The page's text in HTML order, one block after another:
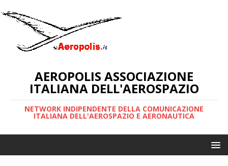
AEROPOLIS ASSOCIAZIONE
ITALIANA DELL'AEROSPAZIO
NETWORK INDIPENDENTE DELLA COMUNICAZIONE
ITALIANA DELL'AEROSPAZIO E AERONAUTICA